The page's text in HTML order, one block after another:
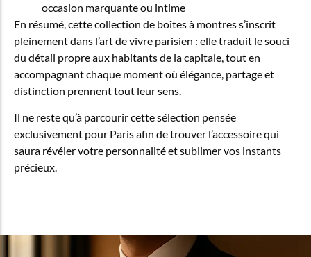
occasion marquante ou intime
En résumé, cette collection de boîtes à montres s’inscrit
pleinement dans l’art de vivre parisien : elle traduit le souci
du détail propre aux habitants de la capitale, tout en
accompagnant chaque moment où élégance, partage et
distinction prennent tout leur sens.
Il ne reste qu’à parcourir cette sélection pensée
exclusivement pour Paris afin de trouver l’accessoire qui
saura révéler votre personnalité et sublimer vos instants
précieux.